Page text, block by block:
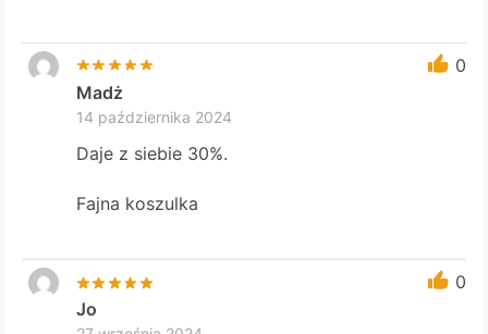
0
Madż
14 października 2024
Daje z siebie 30%.
Fajna koszulka
0
Jo